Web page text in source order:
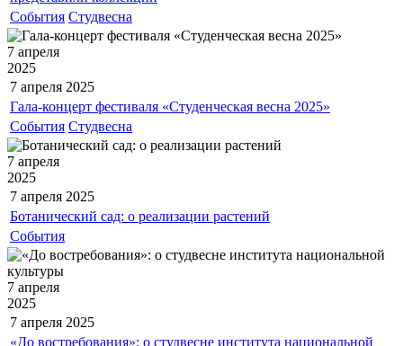
События Студвесна
7 апреля
2025
7 апреля 2025
Гала-концерт фестиваля «Студенческая весна 2025»
События Студвесна
7 апреля
2025
7 апреля 2025
Ботанический сад: о реализации растений
События
7 апреля
2025
7 апреля 2025
«До востребования»: о студвесне института национальной